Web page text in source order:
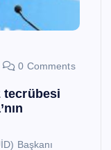
0 Comments
tecrübesi
Başkanı